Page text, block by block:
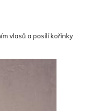
vlasů a posílí kořínky